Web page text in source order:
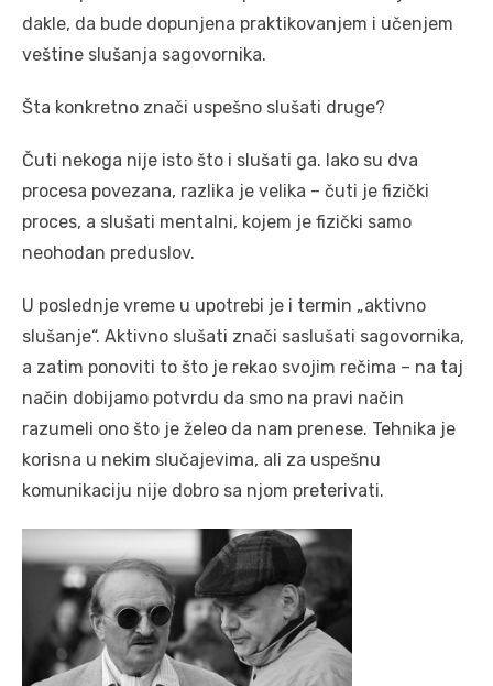
dakle, da bude dopunjena praktikovanjem i učenjem
veštine slušanja sagovornika.
Šta konkretno znači uspešno slušati druge?
Čuti nekoga nije isto što i slušati ga. Iako su dva
procesa povezana, razlika je velika – čuti je fizički
proces, a slušati mentalni, kojem je fizički samo
neohodan preduslov.
U poslednje vreme u upotrebi je i termin „aktivno
slušanje“. Aktivno slušati znači saslušati sagovornika,
a zatim ponoviti to što je rekao svojim rečima – na taj
način dobijamo potvrdu da smo na pravi način
razumeli ono što je želeo da nam prenese. Tehnika je
korisna u nekim slučajevima, ali za uspešnu
komunikaciju nije dobro sa njom preterivati.